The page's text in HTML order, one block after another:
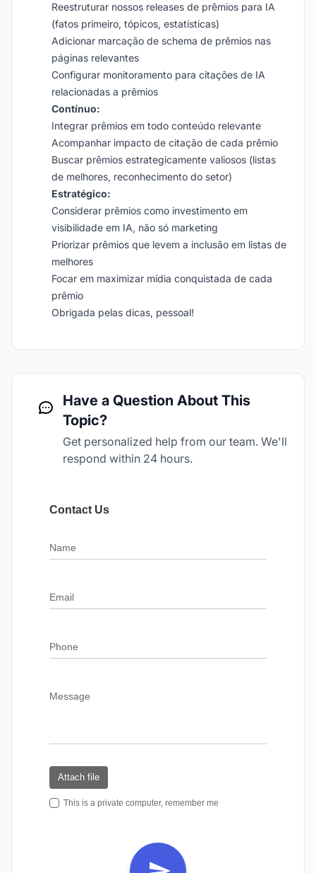
Reestruturar nossos releases de prêmios para IA
(fatos primeiro, tópicos, estatísticas)
Adicionar marcação de schema de prêmios nas
páginas relevantes
Configurar monitoramento para citações de IA
relacionadas a prêmios
Contínuo:
Integrar prêmios em todo conteúdo relevante
Acompanhar impacto de citação de cada prêmio
Buscar prêmios estrategicamente valiosos (listas
de melhores, reconhecimento do setor)
Estratégico:
Considerar prêmios como investimento em
visibilidade em IA, não só marketing
Priorizar prêmios que levem a inclusão em listas de
melhores
Focar em maximizar mídia conquistada de cada
prêmio
Obrigada pelas dicas, pessoal!
Have a Question About This
Topic?
Get personalized help from our team. We'll
respond within 24 hours.